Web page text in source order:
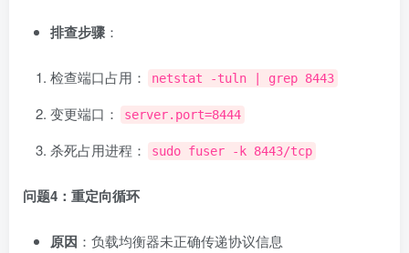
排查步骤 ：
检查端口占用： netstat -tuln | grep 8443
变更端口： server.port=8444
杀死占用进程： sudo fuser -k 8443/tcp
问题4：重定向循环
原因 ：负载均衡器未正确传递协议信息